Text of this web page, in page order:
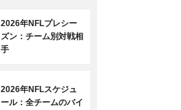
2026年NFLプレシー
ズン：チーム別対戦相
手
2026年NFLスケジュ
ール：全チームのバイ